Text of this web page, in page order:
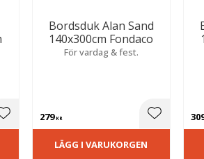
Lägg till i favoriter
Bordsduk Alan Sand
140x300cm Fondaco
För vardag & fest.
279KR Lägg till i
LÄGG I VARUKORGEN